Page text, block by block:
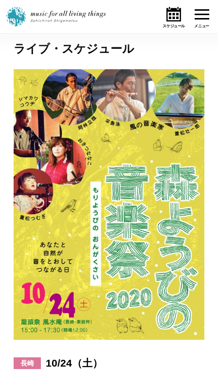
ホーム
ニュース
テーマ
ライブ・スケジュール
作品
オンライン・ショップ
ギャラリー
日々のレポート
Specials
プロフィール
演奏依頼
ライブ・スケジュール
長崎 10/24（土）